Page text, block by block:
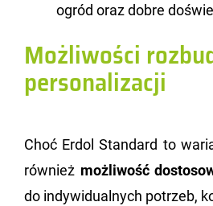
ogród oraz dobre
Możliwości
personalizacji
Choć Erdol Stan­dard to
rów­nież moż­li­wość
do in­dy­wi­du­al­nych po­trzeb,